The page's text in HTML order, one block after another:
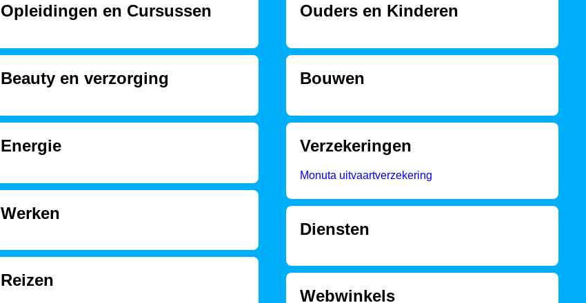
Opleidingen en Cursussen
Beauty en verzorging
Energie
Werken
Reizen
Ouders en Kinderen
Bouwen
Verzekeringen
Monuta uitvaartverzekering
Diensten
Webwinkels